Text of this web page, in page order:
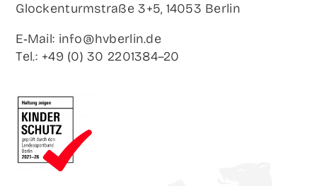
Glo­cken­turm­stra­ße 3+5, 14053 Berlin
E‑Mail: info@hvberlin.de
Tel.: +49 (0) 30 2201384–20